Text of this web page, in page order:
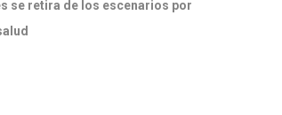
se retira de los escenarios por